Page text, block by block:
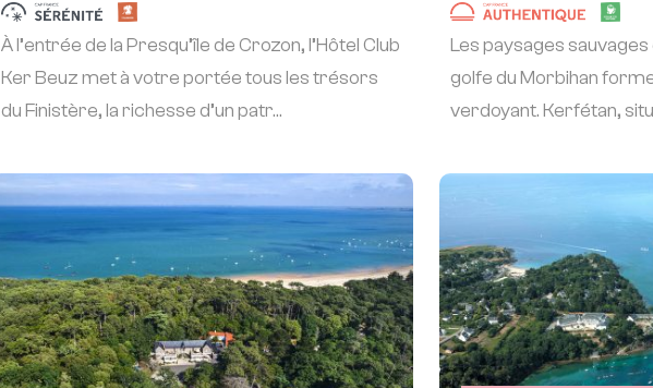
À l’entrée de la Presqu’île de Crozon, l’Hôtel Club
Ker Beuz met à votre portée tous les trésors
du Finistère, la richesse d’un patr...
Les paysages
golfe du Morbihan
verdoyant. Kerfétan,